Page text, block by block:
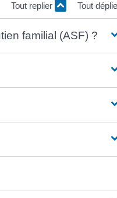
Tout replier Tout
familial (ASF) ?